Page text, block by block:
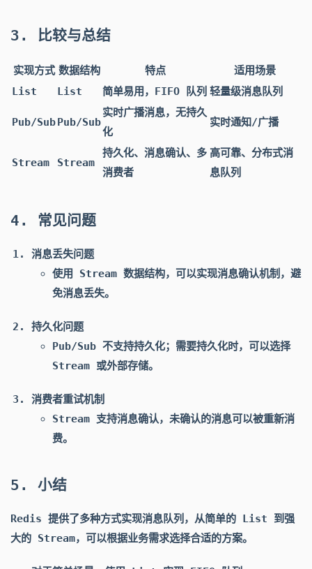
3. 比较与总结
实现方式 数据结构 特点
适用场景
List
List 简单易用，FIFO 队列 轻量级消息队列
Pub/SubPub/Sub
实时广播消息，无持久
化
实时通知/广播
Stream Stream
持久化、消息确认、多
消费者
高可靠、分布式消
息队列
4. 常见问题
消息丢失问题
使用 Stream 数据结构，可以实现消息确认机制，避
免消息丢失。
持久化问题
Pub/Sub 不支持持久化；需要持久化时，可以选择
Stream 或外部存储。
消费者重试机制
Stream 支持消息确认，未确认的消息可以被重新消
费。
5. 小结
Redis 提供了多种方式实现消息队列，从简单的 List 到强
大的 Stream，可以根据业务需求选择合适的方案。